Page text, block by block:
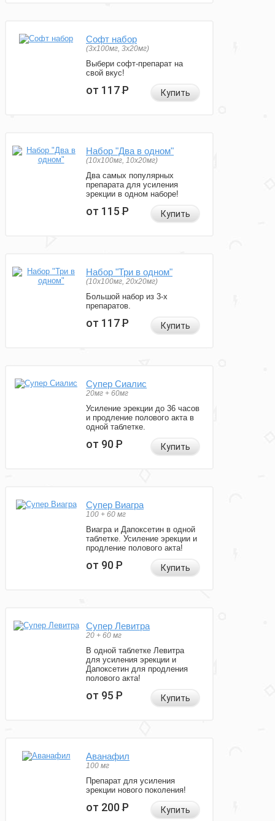
Софт набор
(3x100мг, 3x20мг)
Выбери софт-препарат на
свой вкус!
от 117Р Купить
Набор "Два в одном"
(10x100мг, 10x20мг)
Два самых популярных
препарата для усиления
эрекции в одном наборе!
от 115Р Купить
Набор "Три в одном"
(10x100мг, 20x20мг)
Большой набор из 3-х
препаратов.
от 117Р Купить
Супер Сиалис
20мг + 60мг
Усиление эрекции до 36 часов
и продление полового акта в
одной таблетке.
от 90Р Купить
Супер Виагра
100 + 60 мг
Виагра и Дапоксетин в одной
таблетке. Усиление эрекции и
продление полового акта!
от 90Р Купить
Супер Левитра
20 + 60 мг
В одной таблетке Левитра
для усиления эрекции и
Дапоксетин для продления
полового акта!
от 95Р Купить
Аванафил
100 мг
Препарат для усиления
эрекции нового поколения!
от 200Р Купить